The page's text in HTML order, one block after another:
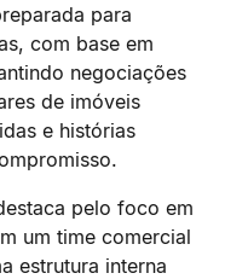
para
com base em
negociações
de imóveis
e histórias
pelo foco em
um time comercial
estrutura interna